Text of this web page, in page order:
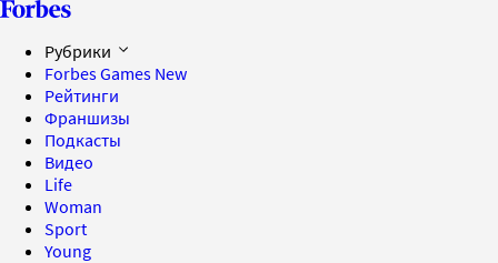
Рубрики
Forbes Games New
Рейтинги
Франшизы
Подкасты
Видео
Life
Woman
Sport
Young